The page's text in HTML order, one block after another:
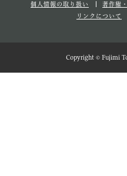
個人情報の取り扱い 著作権
リンクについて
Copyright © Fujimi